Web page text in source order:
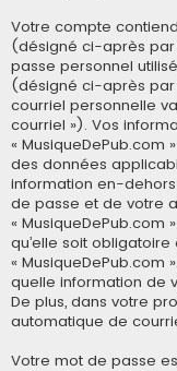
Votre compte
(désigné ci-après par
passe personnel
(désigné ci-après par
courriel personnelle
courriel »). Vos
«
des données
information en-
de passe et de votre
« MusiqueDePub.com
qu’elle soit
« MusiqueDePub.com
quelle information de
De plus, dans votre
automatique de
Votre mot de passe